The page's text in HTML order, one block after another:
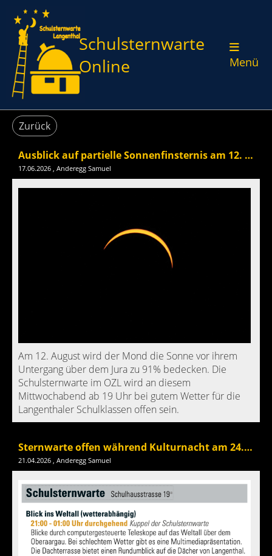
Schulsternwarte
Online
Menü
Zurück
Ausblick auf partielle Sonnenfinsternis am 12. August
17.06.2026 , Anderegg Samuel
Am 12. August wird der Mond die Sonne vor ihrem
Untergang über dem Jura zu 91% bedecken. Die
Schulsternwarte im OZL wird an diesem
Mittwochabend ab 19 Uhr bei gutem Wetter für die
Langenthaler Schulklassen offen sein.
Sternwarte offen während Kulturnacht am 24. April
21.04.2026 , Anderegg Samuel